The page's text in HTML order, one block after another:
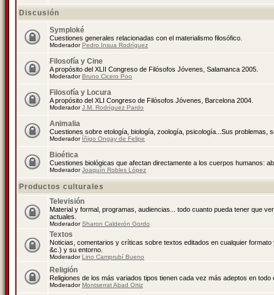
Discusión
Symploké
Cuestiones generales relacionadas con el materialismo filosófico.
ModeradorPedro Insua Rodríguez
Filosofía y Cine
A propósito del XLII Congreso de Filósofos Jóvenes, Salamanca 2005.
ModeradorBruno Cicero Poo
Filosofía y Locura
A propósito del XLI Congreso de Filósofos Jóvenes, Barcelona 2004.
ModeradorJ.M. Rodríguez Pardo
Animalia
Cuestiones sobre etología, biología, zoología, psicología...Sus problemas,
Moderador Íñigo Ongay de Felipe
Bioética
Cuestiones biológicas que afectan directamente a los cuerpos humanos:
ModeradorJoaquín Robles López
Productos culturales
Televisión
Material y formal, programas, audiencias... todo cuanto pueda tener que
actuales.
ModeradorSharon Calderón Gordo
Textos
Noticias, comentarios y críticas sobre textos editados en cualquier
&c.) y su entorno.
ModeradorLino Camprubí Bueno
Religión
Religiones de los más variados tipos tienen cada vez más adeptos en todo
ModeradorMontserrat Abad Ortiz